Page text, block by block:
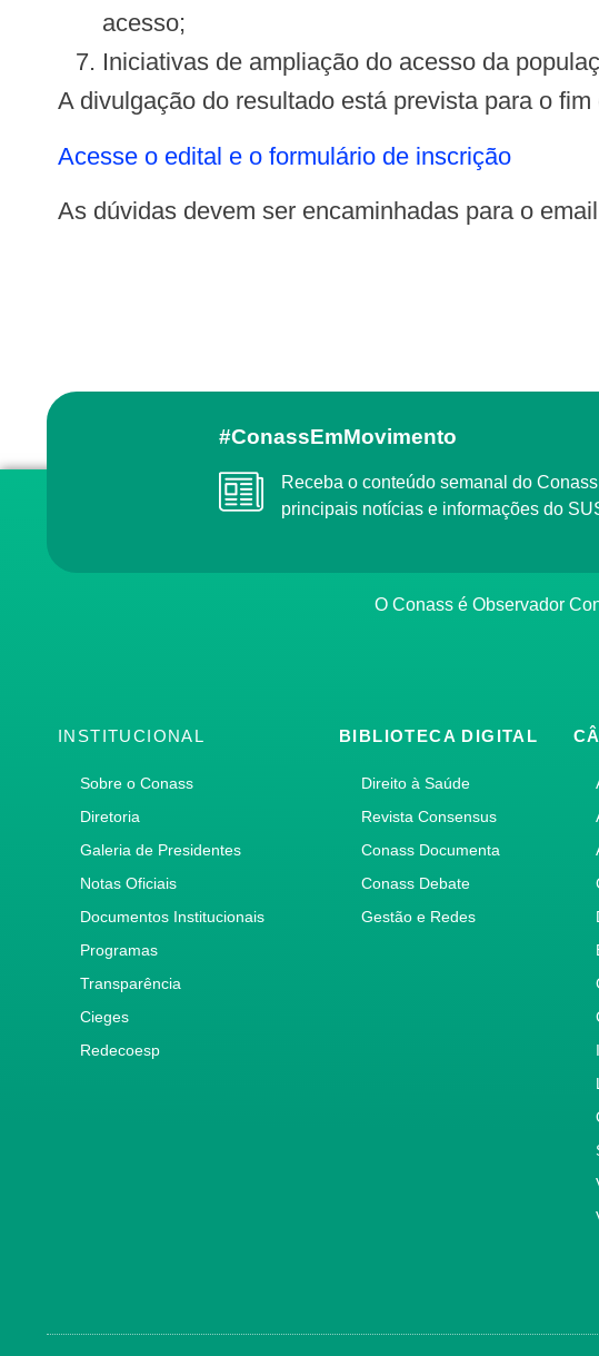
acesso;
Iniciativas de ampliação do acesso da
A divulgação do resultado está prevista para o
Acesse o edital e o formulário de inscrição
As dúvidas devem ser encaminhadas para o
#ConassEmMovimento
Receba o conteúdo semanal do Conass com as
principais notícias e informações do
O Conass é Observador
INSTITUCIONAL
Sobre o Conass
Diretoria
Galeria de Presidentes
Notas Oficiais
Documentos Institucionais
Programas
Transparência
Cieges
Redecoesp
BIBLIOTECA DIGITAL
Direito à Saúde
Revista Consensus
Conass Documenta
Conass Debate
Gestão e Redes